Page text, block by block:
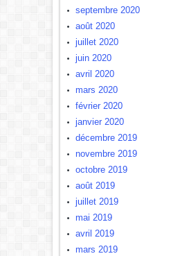
septembre 2020
août 2020
juillet 2020
juin 2020
avril 2020
mars 2020
février 2020
janvier 2020
décembre 2019
novembre 2019
octobre 2019
août 2019
juillet 2019
mai 2019
avril 2019
mars 2019